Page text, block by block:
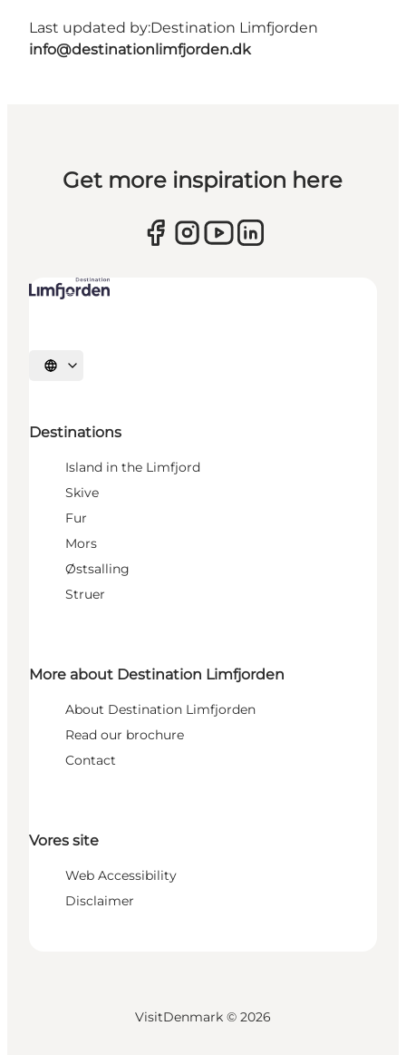
Last updated by:Destination Limfjorden
info@destinationlimfjorden.dk
Get more inspiration here
Select language
Destinations
Island in the Limfjord
Skive
Fur
Mors
Østsalling
Struer
More about Destination Limfjorden
About Destination Limfjorden
Read our brochure
Contact
Vores site
Web Accessibility
Disclaimer
VisitDenmark © 2026